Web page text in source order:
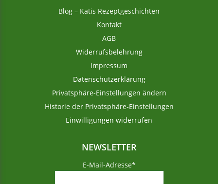
Blog – Katis Rezeptgeschichten
Kontakt
AGB
Widerrufsbelehrung
Impressum
Datenschutzerklärung
Privatsphäre-Einstellungen ändern
Historie der Privatsphäre-Einstellungen
Einwilligungen widerrufen
NEWSLETTER
E-Mail-Adresse*